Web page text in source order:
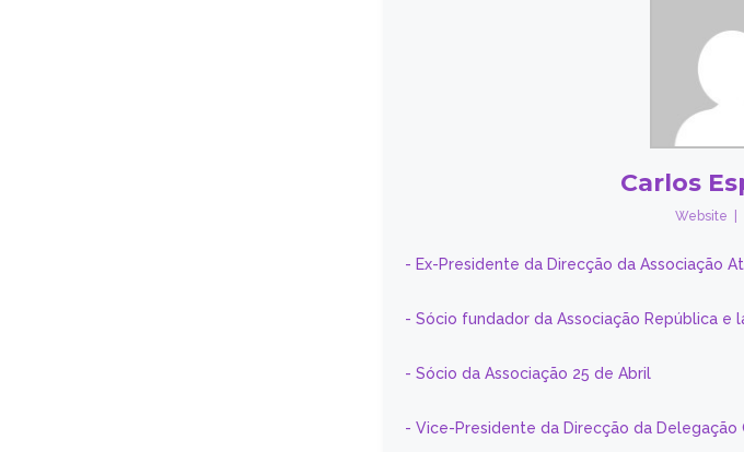
Carlos
Website
- Ex-Presidente da Direcção da Associação
- Sócio fundador da Associação República e
- Sócio da Associação 25 de Abril
- Vice-Presidente da Direcção da Delegação